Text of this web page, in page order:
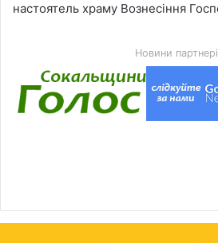
настоятель храму Вознесіння
Новини